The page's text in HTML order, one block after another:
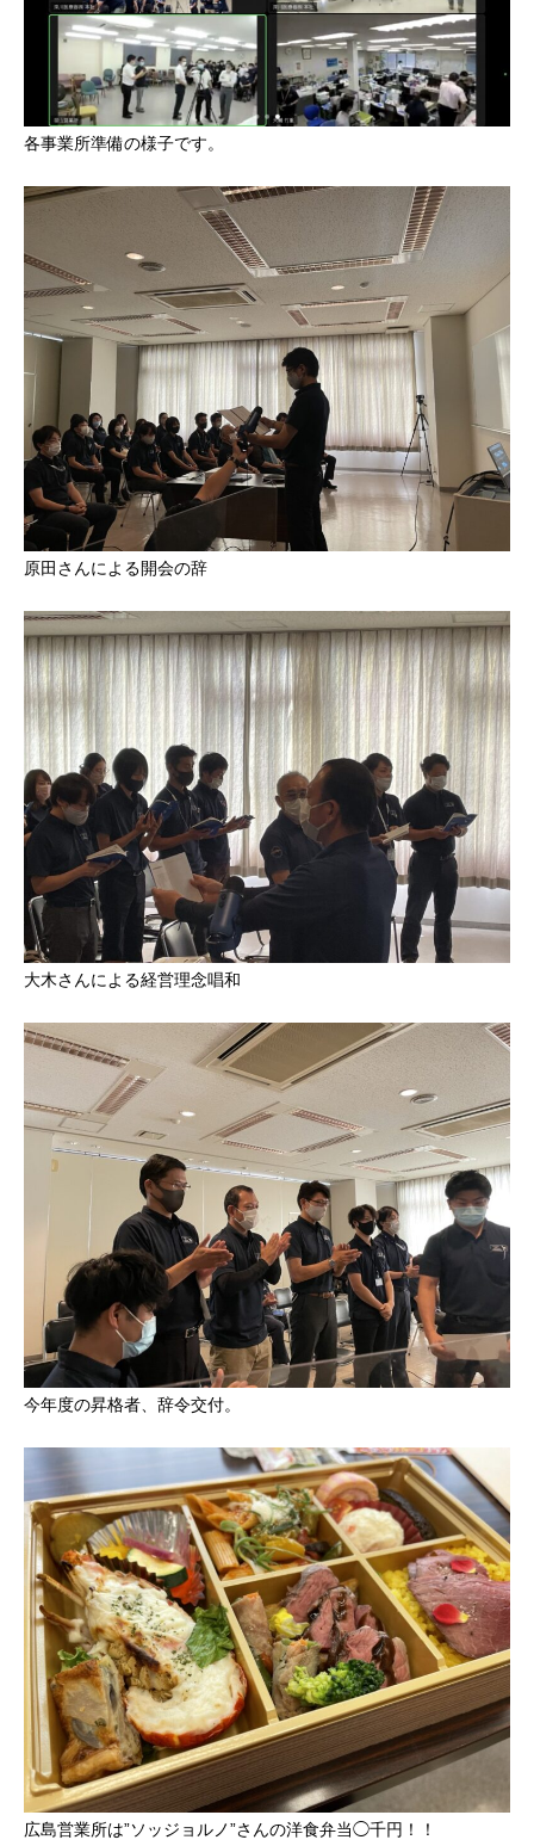
各事業所準備の様子です。
原田さんによる開会の辞
大木さんによる経営理念唱和
今年度の昇格者、辞令交付。
広島営業所は”ソッジョルノ”さんの洋食弁当◯千円！！